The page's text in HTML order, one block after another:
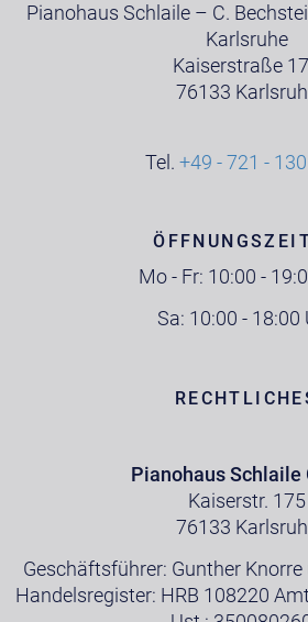
Pianohaus Schlaile – C.
Karlsruhe
Kaiserstraße
76133
Tel. +49 - 721 -
Mo - Fr: 10:00 -
Sa: 10:00 - 18:00
Pianohaus Schlaile
Kaiserstr. 175
76133
Geschäftsführer: Gunther
Handelsregister: HRB 108220